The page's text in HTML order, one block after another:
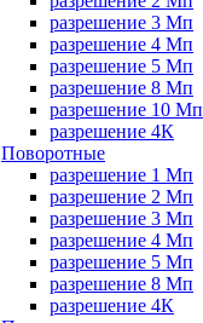
разрешение 3 Мп
разрешение 4 Мп
разрешение 5 Мп
разрешение 8 Мп
разрешение 10 Мп
разрешение 4К
Поворотные
разрешение 1 Мп
разрешение 2 Мп
разрешение 3 Мп
разрешение 4 Мп
разрешение 5 Мп
разрешение 8 Мп
разрешение 4К